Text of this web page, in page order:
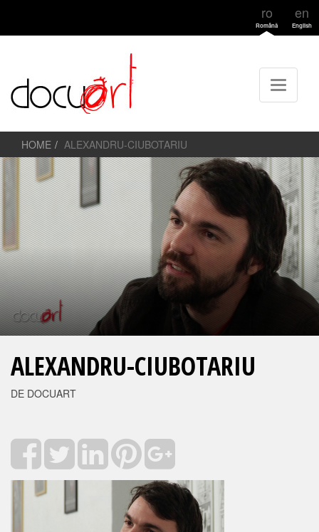
ro
Română
en
English
HOME ALEXANDRU-CIUBOTARIU
ALEXANDRU-CIUBOTARIU
DE DOCUART